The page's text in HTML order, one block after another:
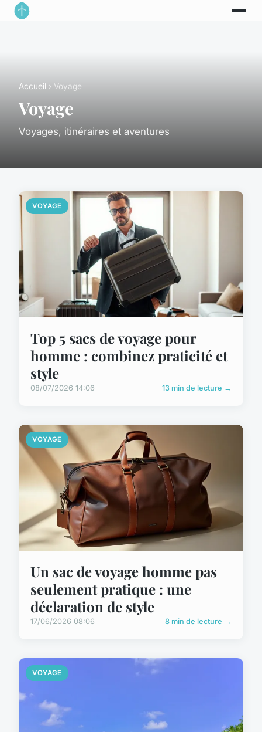
Accueil › Voyage
Voyage
Voyages, itinéraires et aventures
VOYAGE
Top 5 sacs de voyage pour
homme : combinez praticité et
style
08/07/2026 14:06 13 min de lecture →
VOYAGE
Un sac de voyage homme pas
seulement pratique : une
déclaration de style
17/06/2026 08:06 8 min de lecture →
VOYAGE